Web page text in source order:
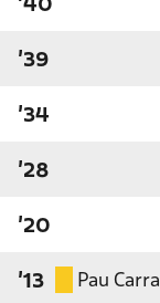
'40
'39
'34
'28
'20
'13 Pau